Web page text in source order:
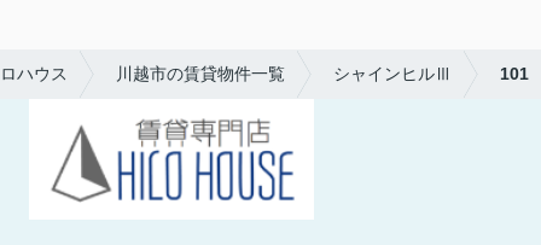
ハウス 川越市の賃貸物件一覧 シャインヒルⅢ 101